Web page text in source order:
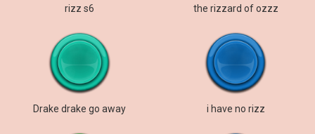
rizz s6 the rizzard of ozzz
Drake drake go away i have no rizz